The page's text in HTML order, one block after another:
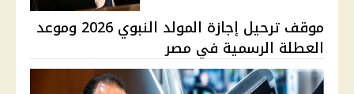
موقف ترحيل إجازة المولد النبوي 2026 وموعد
العطلة الرسمية في مصر